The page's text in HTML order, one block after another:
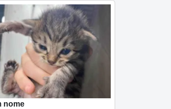
nome